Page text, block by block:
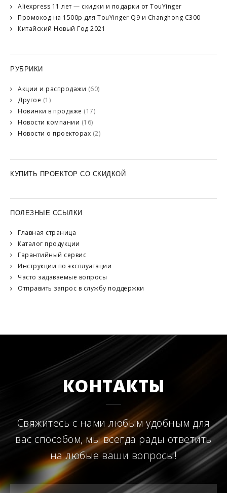
Aliexpress 11 лет — скидки и подарки от TouYinger
Промокод на 1500р для TouYinger Q9 и Changhong C300
Китайский Новый Год 2021
РУБРИКИ
Акции и распродажи (60)
Другое (1)
Новинки в продаже (17)
Новости компании (16)
Новости о проекторах (2)
КУПИТЬ ПРОЕКТОР СО СКИДКОЙ
ПОЛЕЗНЫЕ ССЫЛКИ
Главная страница
Каталог продукции
Гарантийный сервис
Инструкции по эксплуатации
Часто задаваемые вопросы
Отправить запрос в службу поддержки
КОНТАКТЫ
Свяжитесь с нами любым удобным для
вас способом, мы всегда рады ответить
на любые ваши вопросы!